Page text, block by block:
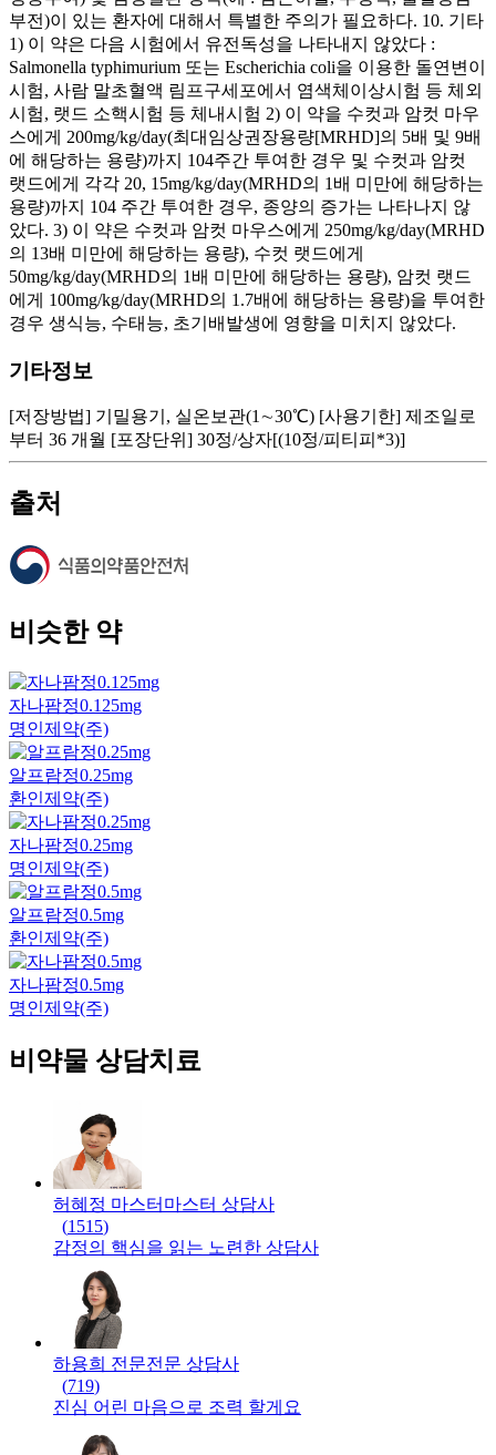
부전)이 있는 환자에 대해서 특별한 주의가 필요하다. 10. 기타
1) 이 약은 다음 시험에서 유전독성을 나타내지 않았다 :
Salmonella typhimurium 또는 Escherichia coli을 이용한 돌연변이
시험, 사람 말초혈액 림프구세포에서 염색체이상시험 등 체외
시험, 랫드 소핵시험 등 체내시험 2) 이 약을 수컷과 암컷 마우
스에게 200mg/kg/day(최대임상권장용량[MRHD]의 5배 및 9배
에 해당하는 용량)까지 104주간 투여한 경우 및 수컷과 암컷
랫드에게 각각 20, 15mg/kg/day(MRHD의 1배 미만에 해당하는
용량)까지 104 주간 투여한 경우, 종양의 증가는 나타나지 않
았다. 3) 이 약은 수컷과 암컷 마우스에게 250mg/kg/day(MRHD
의 13배 미만에 해당하는 용량), 수컷 랫드에게
50mg/kg/day(MRHD의 1배 미만에 해당하는 용량), 암컷 랫드
에게 100mg/kg/day(MRHD의 1.7배에 해당하는 용량)을 투여한
경우 생식능, 수태능, 초기배발생에 영향을 미치지 않았다.
기타정보
[저장방법] 기밀용기, 실온보관(1∼30℃) [사용기한] 제조일로
부터 36 개월 [포장단위] 30정/상자[(10정/피티피*3)]
출처
비슷한 약
자나팜정0.125mg
명인제약(주)
알프람정0.25mg
환인제약(주)
자나팜정0.25mg
명인제약(주)
알프람정0.5mg
환인제약(주)
자나팜정0.5mg
명인제약(주)
비약물 상담치료
허혜정 마스터 마스터 상담사
(1515)
감정의 핵심을 읽는 노련한 상담사
하용희 전문전문 상담사
(719)
진심 어린 마음으로 조력 할게요